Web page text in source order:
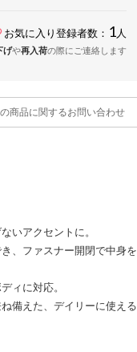
お気に入り登録者数： 1 人
げや再入荷の際にご連絡します
の商品に関するお問い合わせ
いアクセントに。
、ファスナー開閉で中身を
ィに対応。
備えた、デイリーに使える